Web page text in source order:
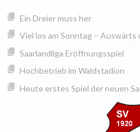
springen
zum
Inhalt
Ein Dreier muss her
Viel los am Sonntag – Auswärts
Saarlandliga Eröffnungsspiel
Hochbetrieb im Waldstadion
Heute erstes Spiel der neuen